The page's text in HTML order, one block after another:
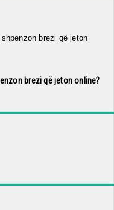
brezi që jeton online?